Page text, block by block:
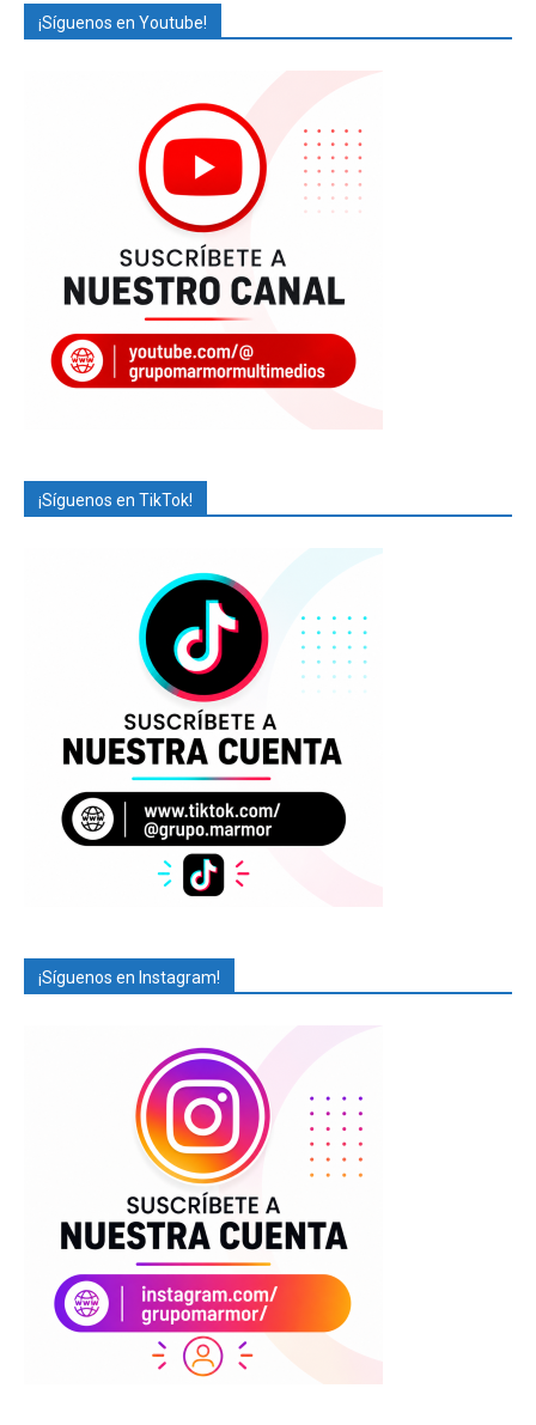
¡Síguenos en Youtube!
¡Síguenos en TikTok!
¡Síguenos en Instagram!